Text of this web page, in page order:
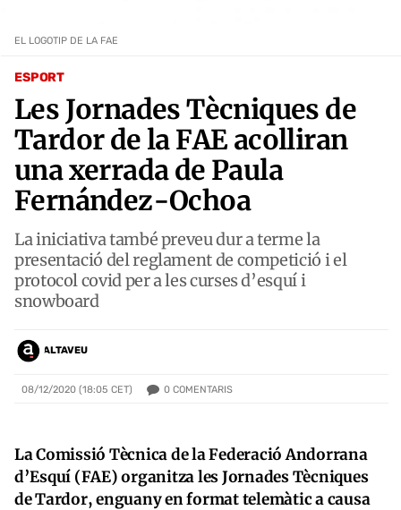
ESPORT
Les Jornades Tècniques de
Tardor de la FAE acolliran
una xerrada de Paula
Fernández-Ochoa
La iniciativa també preveu dur a terme la
presentació del reglament de competició i el
protocol covid per a les curses d’esquí i
snowboard
ALTAVEU
08/12/2020 (18:05 CET) 0 COMENTARIS
EL LOGOTIP DE LA FAE
La Comissió Tècnica de la Federació Andorrana
d’Esquí (FAE) organitza les Jornades Tècniques
de Tardor, enguany en format telemàtic a causa